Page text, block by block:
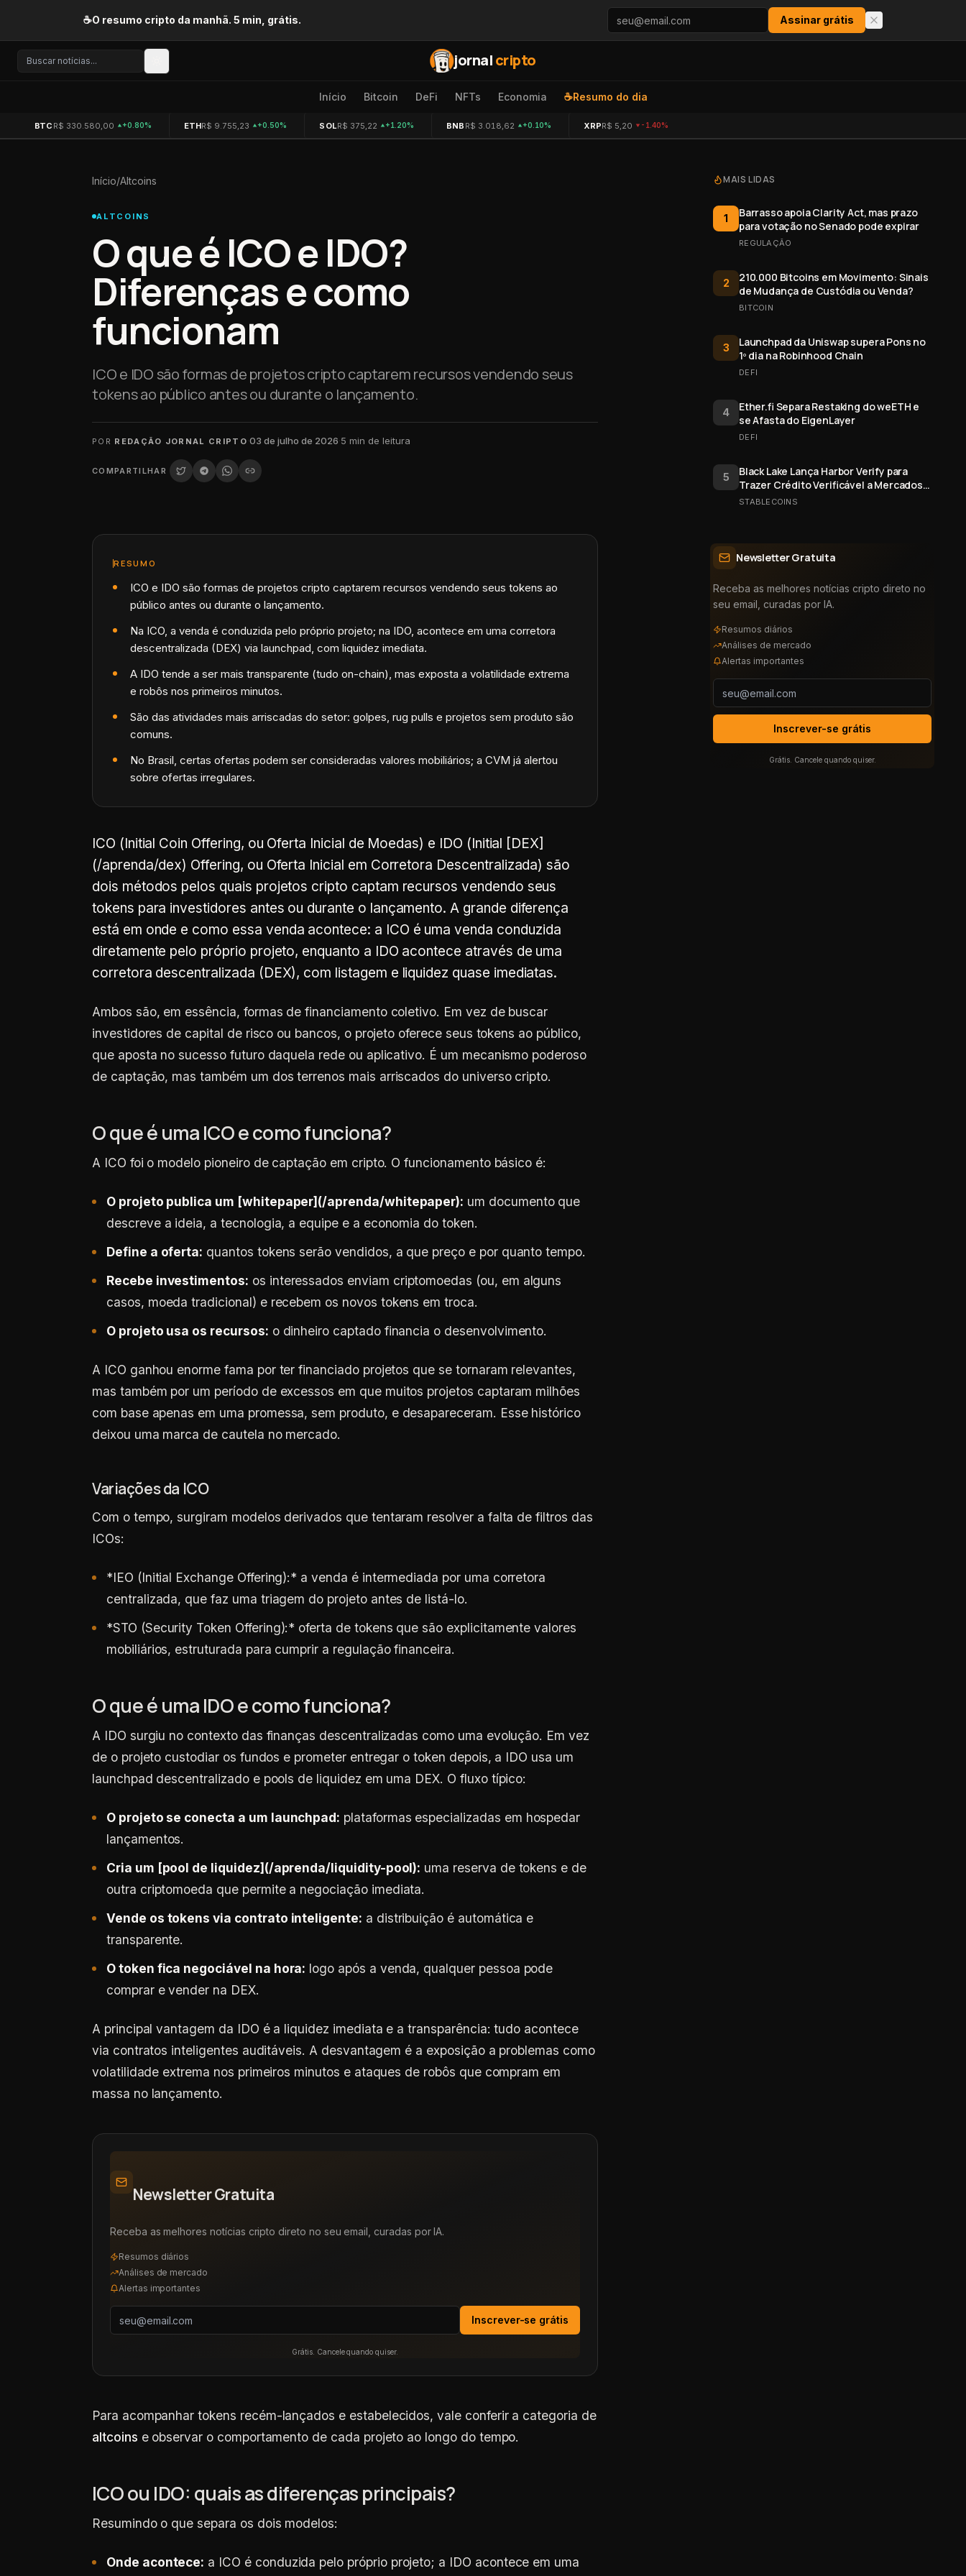
☕O resumo cripto da manhã. 5 min, grátis. Assinar grátis
jornalcripto
Início Bitcoin DeFi NFTs Economia ☕Resumo do dia
BTC R$ 330.580,00 +0.80% ETHR$ 9.755,23 +0.50% SOLR$ 375,22 +1.20% BNB R$ 3.018,62 +0.10% XRPR$ 5,20 -1.40%
Início/Altcoins
ALTCOINS
O que é ICO e IDO?
Diferenças e como
funcionam
ICO e IDO são formas de projetos cripto captarem recursos vendendo seus
tokens ao público antes ou durante o lançamento.
POR REDAÇÃO JORNAL CRIPTO·03 de julho de 2026·5 min de leitura
COMPARTILHAR
RESUMO
ICO e IDO são formas de projetos cripto captarem recursos vendendo seus tokens ao
público antes ou durante o lançamento.
Na ICO, a venda é conduzida pelo próprio projeto; na IDO, acontece em uma corretora
descentralizada (DEX) via launchpad, com liquidez imediata.
A IDO tende a ser mais transparente (tudo on-chain), mas exposta a volatilidade extrema
e robôs nos primeiros minutos.
São das atividades mais arriscadas do setor: golpes, rug pulls e projetos sem produto são
comuns.
No Brasil, certas ofertas podem ser consideradas valores mobiliários; a CVM já alertou
sobre ofertas irregulares.
ICO (Initial Coin Offering, ou Oferta Inicial de Moedas) e IDO (Initial [DEX]
(/aprenda/dex) Offering, ou Oferta Inicial em Corretora Descentralizada) são
dois métodos pelos quais projetos cripto captam recursos vendendo seus
tokens para investidores antes ou durante o lançamento. A grande diferença
está em onde e como essa venda acontece: a ICO é uma venda conduzida
diretamente pelo próprio projeto, enquanto a IDO acontece através de uma
corretora descentralizada (DEX), com listagem e liquidez quase imediatas.
Ambos são, em essência, formas de financiamento coletivo. Em vez de buscar
investidores de capital de risco ou bancos, o projeto oferece seus tokens ao público,
que aposta no sucesso futuro daquela rede ou aplicativo. É um mecanismo poderoso
de captação, mas também um dos terrenos mais arriscados do universo cripto.
O que é uma ICO e como funciona?
A ICO foi o modelo pioneiro de captação em cripto. O funcionamento básico é:
O projeto publica um [whitepaper](/aprenda/whitepaper): um documento que
descreve a ideia, a tecnologia, a equipe e a economia do token.
Define a oferta: quantos tokens serão vendidos, a que preço e por quanto tempo.
Recebe investimentos: os interessados enviam criptomoedas (ou, em alguns
casos, moeda tradicional) e recebem os novos tokens em troca.
O projeto usa os recursos: o dinheiro captado financia o desenvolvimento.
A ICO ganhou enorme fama por ter financiado projetos que se tornaram relevantes,
mas também por um período de excessos em que muitos projetos captaram milhões
com base apenas em uma promessa, sem produto, e desapareceram. Esse histórico
deixou uma marca de cautela no mercado.
Variações da ICO
Com o tempo, surgiram modelos derivados que tentaram resolver a falta de filtros das
ICOs:
*IEO (Initial Exchange Offering):* a venda é intermediada por uma corretora
centralizada, que faz uma triagem do projeto antes de listá-lo.
*STO (Security Token Offering):* oferta de tokens que são explicitamente valores
mobiliários, estruturada para cumprir a regulação financeira.
O que é uma IDO e como funciona?
A IDO surgiu no contexto das finanças descentralizadas como uma evolução. Em vez
de o projeto custodiar os fundos e prometer entregar o token depois, a IDO usa um
launchpad descentralizado e pools de liquidez em uma DEX. O fluxo típico:
O projeto se conecta a um launchpad: plataformas especializadas em hospedar
lançamentos.
Cria um [pool de liquidez](/aprenda/liquidity-pool): uma reserva de tokens e de
outra criptomoeda que permite a negociação imediata.
Vende os tokens via contrato inteligente: a distribuição é automática e
transparente.
O token fica negociável na hora: logo após a venda, qualquer pessoa pode
comprar e vender na DEX.
A principal vantagem da IDO é a liquidez imediata e a transparência: tudo acontece
via contratos inteligentes auditáveis. A desvantagem é a exposição a problemas como
volatilidade extrema nos primeiros minutos e ataques de robôs que compram em
massa no lançamento.
Newsletter Gratuita
Receba as melhores notícias cripto direto no seu email, curadas por IA.
Resumos diários
Análises de mercado
Alertas importantes
Inscrever-se grátis
Grátis. Cancele quando quiser.
Para acompanhar tokens recém-lançados e estabelecidos, vale conferir a categoria de
altcoins e observar o comportamento de cada projeto ao longo do tempo.
ICO ou IDO: quais as diferenças principais?
Resumindo o que separa os dois modelos:
Onde acontece: a ICO é conduzida pelo próprio projeto; a IDO acontece em uma
MAIS LIDAS
1
Barrasso apoia Clarity Act, mas prazo
para votação no Senado pode expirar
REGULAÇÃO
2
210.000 Bitcoins em Movimento: Sinais
de Mudança de Custódia ou Venda?
BITCOIN
3
Launchpad da Uniswap supera Pons no
1º dia na Robinhood Chain
DEFI
4
Ether.fi Separa Restaking do weETH e
se Afasta do EigenLayer
DEFI
5
Black Lake Lança Harbor Verify para
Trazer Crédito Verificável a Mercados
Onchain
STABLECOINS
Newsletter Gratuita
Receba as melhores notícias cripto direto no
seu email, curadas por IA.
Resumos diários
Análises de mercado
Alertas importantes
Inscrever-se grátis
Grátis. Cancele quando quiser.